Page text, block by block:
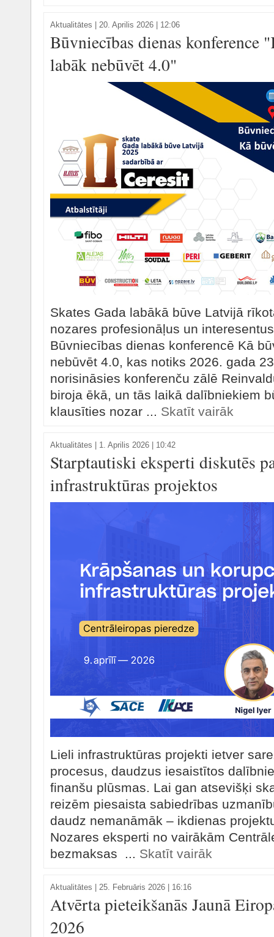
Aktualitātes 20. Aprilis 2026 | 12:06
Būvniecības dienas konference
labāk nebūvēt 4.0"
Skates Gada labākā būve Latvijā
nozares profesionāļus un
Būvniecības dienas konferencē Kā
nebūvēt 4.0, kas notiks 2026. gada
norisināsies konferenču zālē
biroja ēkā, un tās laikā dalībniekiem
klausīties nozar ... Skatīt vairāk
Aktualitātes 1. Aprilis 2026 | 10:42
Starptautiski eksperti diskutēs
infrastruktūras projektos
Lieli infrastruktūras projekti ietver
procesus, daudzus iesaistītos
finanšu plūsmas. Lai gan atsevišķi
reizēm piesaista sabiedrības
daudz nemanāmāk – ikdienas
Nozares eksperti no vairākām
bezmaksas ... Skatīt vairāk
Aktualitātes 25. Februāris 2026 | 16:16
Atvērta pieteikšanās Jaunā
2026